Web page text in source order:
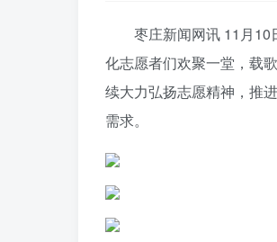
枣庄新闻网讯 11月
化志愿者们欢聚一堂，载
续大力弘扬志愿精神，推
需求。